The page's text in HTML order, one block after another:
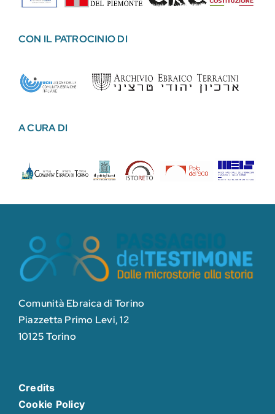
CON IL PATROCINIO DI
A CURA DI
Comunità Ebraica di Torino
Piazzetta Primo Levi, 12
10125 Torino
Credits
Cookie Policy